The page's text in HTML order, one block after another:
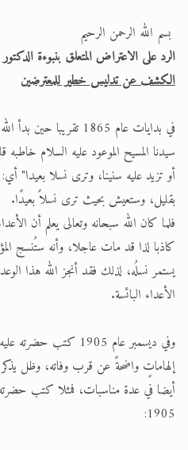
الحجّ..
اقرأ هذا
بسم الله الرحمن الرحيم
الرد على الاعتراض المتعلق بنبوءة
الكشف عن تدليس خطير للمعترضين
في بدايات عام 1865
سيدنا المسيح الموعود عليه السلام
أو تزيد عليه سنينا، وترى نسلا بعيدا"
بقليل، وستعيش بحيث ترى نسلاً بعيدًا.
فلما كان الله سبحانه وتعالى يعلم أن
كاذبا لذا قد مات عاجلا، وأنه ستُنسج
يستمر نسلُه، لذلك فقد أنجز الله هذا
الأعداء البائسة.
وفي ديسمبر عام 1905
إلهاماتٍ واضحةً عن قرب وفاته، وظل
أيضا في عدة مناسبات، فمثلا كتب
1905: